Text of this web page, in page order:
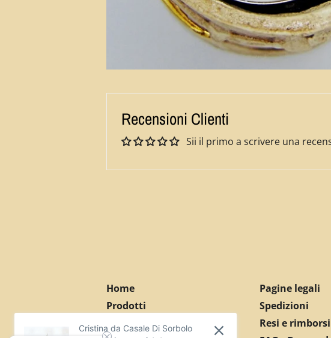
Recensioni Clienti
Sii il primo a scrivere una
Home
Prodotti
Chi Siamo
Pagine legali
Spedizioni
Resi e rimborsi
Cristina da Casale Di Sorbolo